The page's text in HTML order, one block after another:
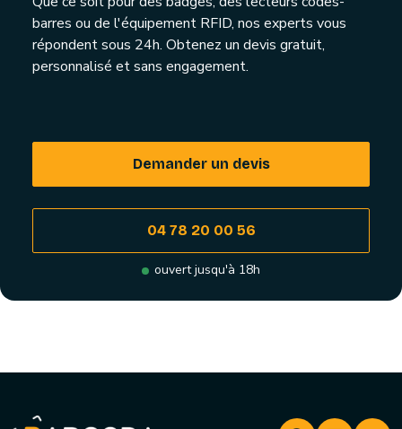
barres ou de l'équipement RFID, nos experts vous
répondent sous 24h. Obtenez un devis gratuit,
personnalisé et sans engagement.
Demander un devis
04 78 20 00 56
ouvert jusqu'à 18h